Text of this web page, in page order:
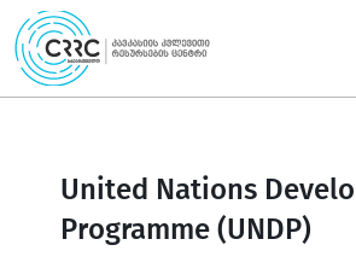
Skip
to
content
United Nations
Programme (UNDP)